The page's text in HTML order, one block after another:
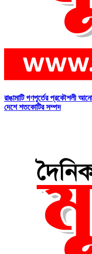
রাঙামাটি গণপূর্তের প্রকৌশলী
দেশে শতকোটির সম্পদ